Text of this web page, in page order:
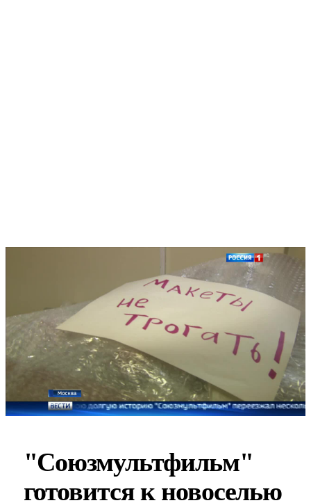
"Союзмультфильм"
готовится к новоселью